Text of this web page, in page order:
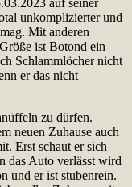
unkomplizierter und
Mit anderen
ist Botond ein
Schlammlöcher nicht
er das nicht
zu dürfen.
neuen Zuhause auch
Erst schaut er sich
das Auto verlässt wird
und er ist stubenrein.